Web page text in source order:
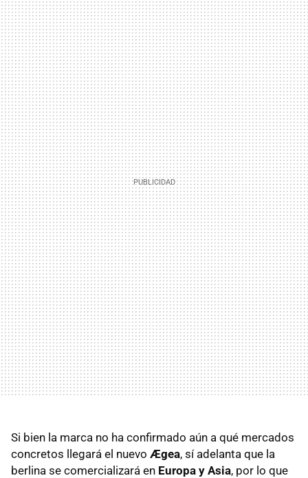
Si bien la marca no ha confirmado aún a qué mercados
concretos llegará el nuevo Ægea, sí adelanta que la
berlina se comercializará en Europa y Asia, por lo que